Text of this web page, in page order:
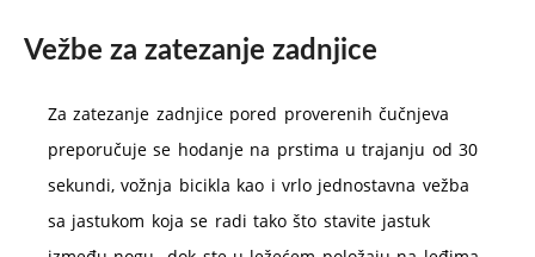
Vežbe za zatezanje zadnjice
Za zatezanje zadnjice pored proverenih čučnjeva
preporučuje se hodanje na prstima u trajanju od 30
sekundi, vožnja bicikla kao i vrlo jednostavna vežba
sa jastukom koja se radi tako što stavite jastuk